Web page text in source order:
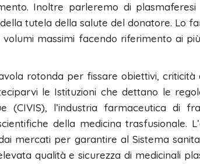
Inoltre parleremo di
tutela della salute del donatore. Lo
massimi facendo riferimento ai
rotonda per fissare obiettivi, criticità
le Istituzioni che dettano le
(CIVIS), l’industria farmaceutica di
della medicina trasfusionale.
mercati per garantire al Sistema
qualità e sicurezza di medicinali